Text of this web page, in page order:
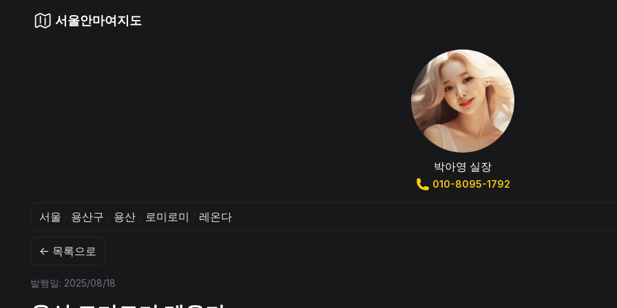
서울안마여지도
박아영 실장
010-8095-1792
서울 용산구 용산 로미로미 레온다
← 목록으로
발행일: 2025/08/18